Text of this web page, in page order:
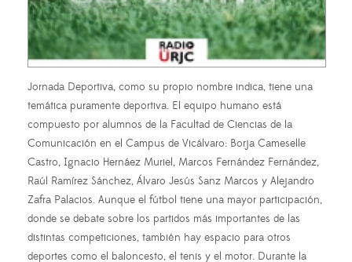
Jornada Deportiva, como su propio nombre indica, tiene una
temática puramente deportiva. El equipo humano está
compuesto por alumnos de la Facultad de Ciencias de la
Comunicación en el Campus de Vicálvaro: Borja Cameselle
Castro, Ignacio Hernáez Muriel, Marcos Fernández Fernández,
Raúl Ramírez Sánchez, Álvaro Jesús Sanz Marcos y Alejandro
Zafra Palacios. Aunque el fútbol tiene una mayor participación,
donde se debate sobre los partidos más importantes de las
distintas competiciones, también hay espacio para otros
deportes como el baloncesto, el tenis y el motor. Durante la